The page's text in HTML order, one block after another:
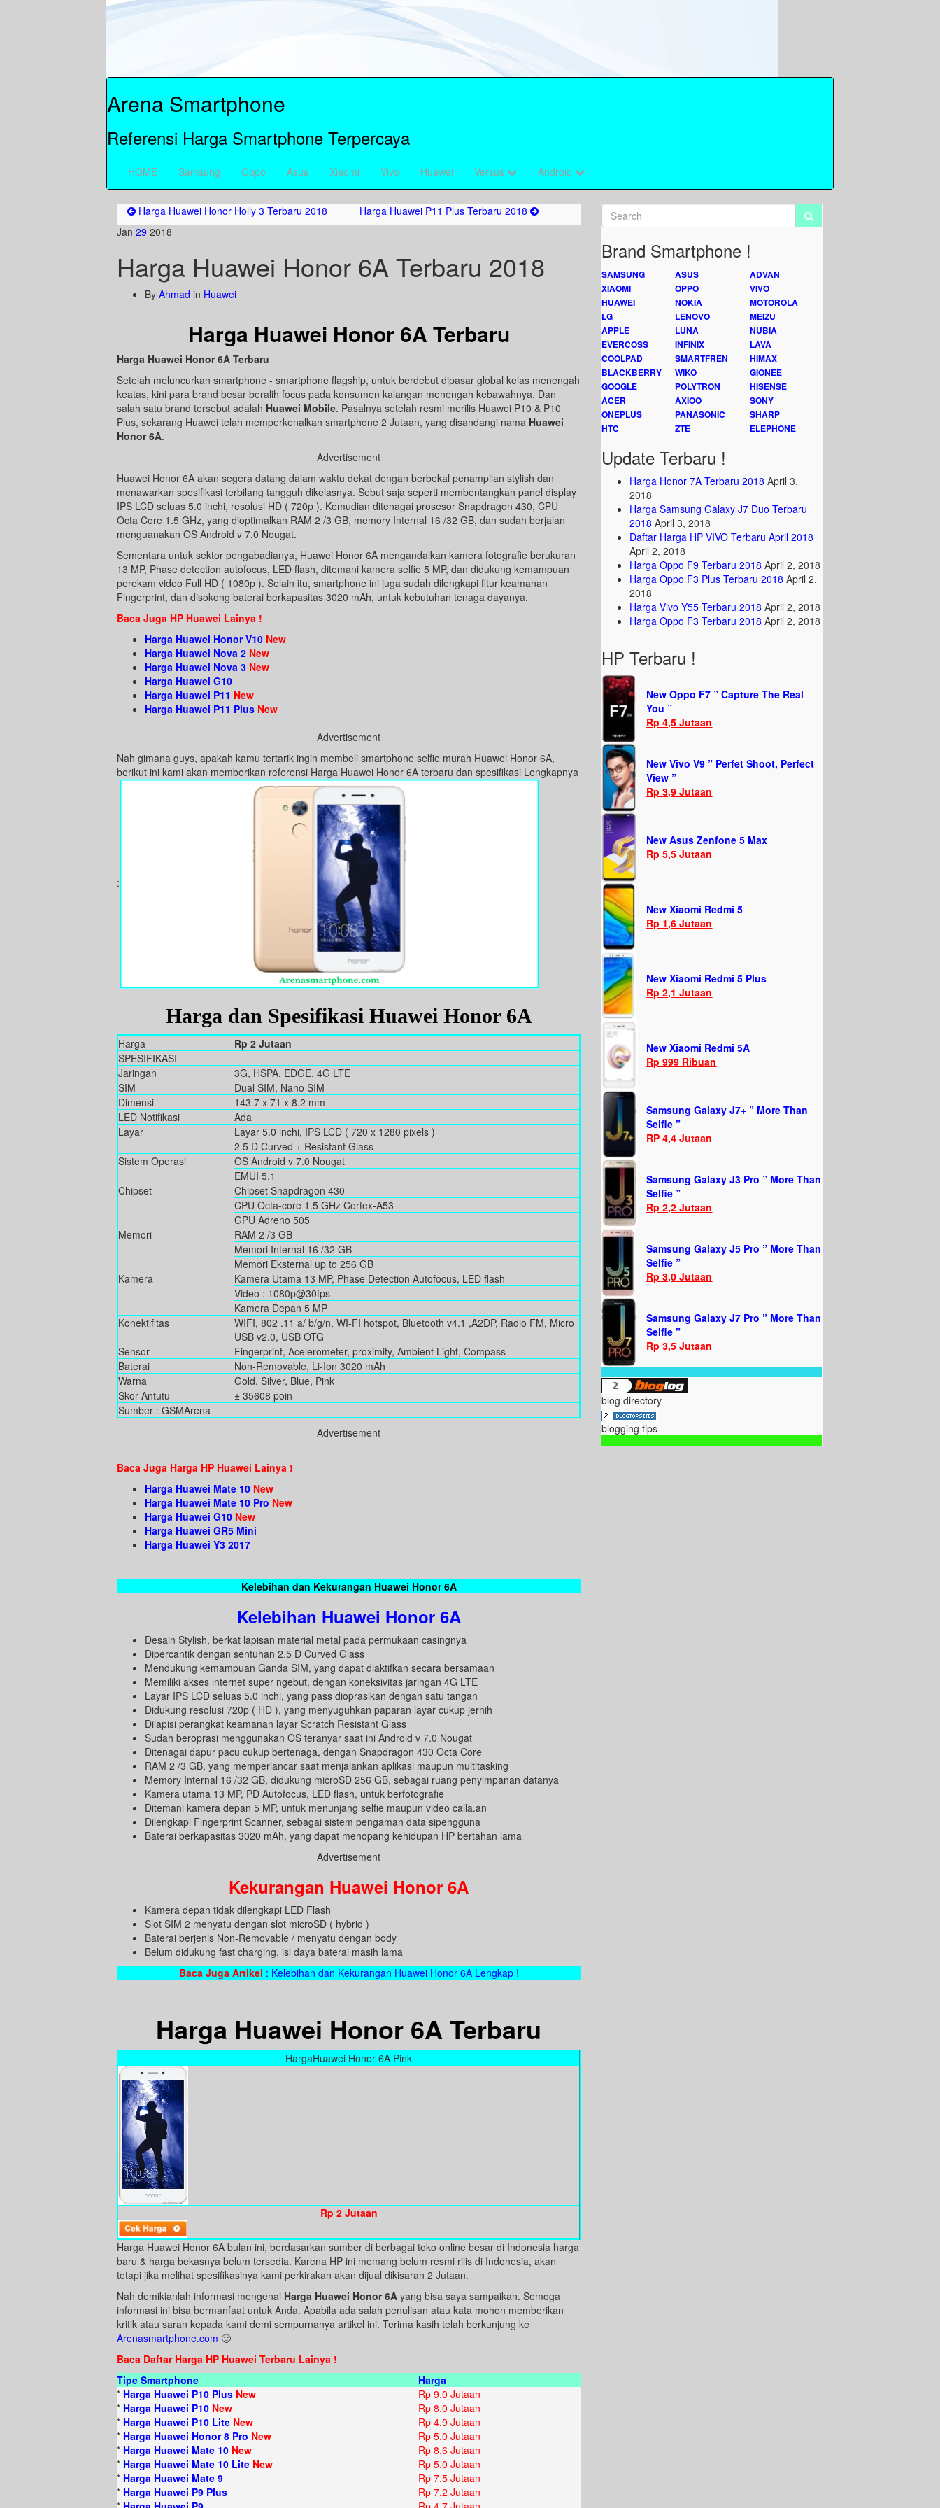
Arena Smartphone
Referensi Harga Smartphone Terpercaya
HOME Samsung Oppo Asus Xiaomi Vivo Huawei Versus Android
Harga Huawei Honor Holly 3 Terbaru 2018
Harga Huawei P11 Plus Terbaru 2018
Jan 29 2018
Harga Huawei Honor 6A Terbaru 2018
By Ahmad in Huawei
Harga Huawei Honor 6A Terbaru
Harga Huawei Honor 6A Terbaru
Setelah meluncurkan smartphone - smartphone flagship, untuk berdebut dipasar global kelas menengah
keatas, kini para brand besar beralih focus pada konsumen kalangan menengah kebawahnya. Dan
salah satu brand tersebut adalah Huawei Mobile. Pasalnya setelah resmi merilis Huawei P10 & P10
Plus, sekarang Huawei telah memperkenalkan smartphone 2 Jutaan, yang disandangi nama Huawei
Honor 6A.
Advertisement
Huawei Honor 6A akan segera datang dalam waktu dekat dengan berbekal penampilan stylish dan
menawarkan spesifikasi terbilang tangguh dikelasnya. Sebut saja seperti membentangkan panel display
IPS LCD seluas 5.0 inchi, resolusi HD ( 720p ). Kemudian ditenagai prosesor Snapdragon 430, CPU
Octa Core 1.5 GHz, yang dioptimalkan RAM 2 /3 GB, memory Internal 16 /32 GB, dan sudah berjalan
menguanakan OS Android v 7.0 Nougat.
Sementara untuk sektor pengabadianya, Huawei Honor 6A mengandalkan kamera fotografie berukuran
13 MP, Phase detection autofocus, LED flash, ditemani kamera selfie 5 MP, dan didukung kemampuan
perekam video Full HD ( 1080p ). Selain itu, smartphone ini juga sudah dilengkapi fitur keamanan
Fingerprint, dan disokong baterai berkapasitas 3020 mAh, untuk kebutuhan tenaga dayanya.
Baca Juga HP Huawei Lainya !
Harga Huawei Honor V10 New
Harga Huawei Nova 2 New
Harga Huawei Nova 3 New
Harga Huawei G10
Harga Huawei P11 New
Harga Huawei P11 Plus New
Advertisement
Nah gimana guys, apakah kamu tertarik ingin membeli smartphone selfie murah Huawei Honor 6A,
berikut ini kami akan memberikan referensi Harga Huawei Honor 6A terbaru dan spesifikasi Lengkapnya
:
Harga dan Spesifikasi Huawei Honor 6A
Harga
Rp 2 Jutaan
SPESIFIKASI
Jaringan
3G, HSPA, EDGE, 4G LTE
SIM
Dual SIM, Nano SIM
Dimensi
143.7 x 71 x 8.2 mm
LED Notifikasi
Ada
Layar
Layar 5.0 inchi, IPS LCD ( 720 x 1280 pixels )
2.5 D Curved + Resistant Glass
Sistem Operasi
OS Android v 7.0 Nougat
EMUI 5.1
Chipset
Chipset Snapdragon 430
CPU Octa-core 1.5 GHz Cortex-A53
GPU Adreno 505
Memori
RAM 2 /3 GB
Memori Internal 16 /32 GB
Memori Eksternal up to 256 GB
Kamera
Kamera Utama 13 MP, Phase Detection Autofocus, LED flash
Video : 1080p@30fps
Kamera Depan 5 MP
Konektifitas
WIFI, 802 .11 a/ b/g/n, WI-FI hotspot, Bluetooth v4.1 ,A2DP, Radio FM, Micro
USB v2.0, USB OTG
Sensor
Fingerprint, Acelerometer, proximity, Ambient Light, Compass
Baterai
Non-Removable, Li-Ion 3020 mAh
Warna
Gold, Silver, Blue, Pink
Skor Antutu
± 35608 poin
Sumber : GSMArena
Advertisement
Baca Juga Harga HP Huawei Lainya !
Harga Huawei Mate 10 New
Harga Huawei Mate 10 Pro New
Harga Huawei G10 New
Harga Huawei GR5 Mini
Harga Huawei Y3 2017
Kelebihan dan Kekurangan Huawei Honor 6A
Kelebihan Huawei Honor 6A
Desain Stylish, berkat lapisan material metal pada permukaan casingnya
Dipercantik dengan sentuhan 2.5 D Curved Glass
Mendukung kemampuan Ganda SIM, yang dapat diaktifkan secara bersamaan
Memiliki akses internet super ngebut, dengan koneksivitas jaringan 4G LTE
Layar IPS LCD seluas 5.0 inchi, yang pass dioprasikan dengan satu tangan
Didukung resolusi 720p ( HD ), yang menyuguhkan paparan layar cukup jernih
Dilapisi perangkat keamanan layar Scratch Resistant Glass
Sudah beroprasi menggunakan OS teranyar saat ini Android v 7.0 Nougat
Ditenagai dapur pacu cukup bertenaga, dengan Snapdragon 430 Octa Core
RAM 2 /3 GB, yang memperlancar saat menjalankan aplikasi maupun multitasking
Memory Internal 16 /32 GB, didukung microSD 256 GB, sebagai ruang penyimpanan datanya
Kamera utama 13 MP, PD Autofocus, LED flash, untuk berfotografie
Ditemani kamera depan 5 MP, untuk menunjang selfie maupun video calla.an
Dilengkapi Fingerprint Scanner, sebagai sistem pengaman data sipengguna
Baterai berkapasitas 3020 mAh, yang dapat menopang kehidupan HP bertahan lama
Advertisement
Kekurangan Huawei Honor 6A
Kamera depan tidak dilengkapi LED Flash
Slot SIM 2 menyatu dengan slot microSD ( hybrid )
Baterai berjenis Non-Removable / menyatu dengan body
Belum didukung fast charging, isi daya baterai masih lama
Baca Juga Artikel : Kelebihan dan Kekurangan Huawei Honor 6A Lengkap !
Harga Huawei Honor 6A Terbaru
HargaHuawei Honor 6A Pink
Rp 2 Jutaan
Harga Huawei Honor 6A bulan ini, berdasarkan sumber di berbagai toko online besar di Indonesia harga
baru & harga bekasnya belum tersedia. Karena HP ini memang belum resmi rilis di Indonesia, akan
tetapi jika melihat spesifikasinya kami perkirakan akan dijual dikisaran 2 Jutaan.
Nah demikianlah informasi mengenai Harga Huawei Honor 6A yang bisa saya sampaikan. Semoga
informasi ini bisa bermanfaat untuk Anda. Apabila ada salah penulisan atau kata mohon memberikan
kritik atau saran kepada kami demi sempurnanya artikel ini. Terima kasih telah berkunjung ke
Arenasmartphone.com 🙂
Baca Daftar Harga HP Huawei Terbaru Lainya !
Tipe Smartphone
Harga
* Harga Huawei P10 Plus New
Rp 9.0 Jutaan
* Harga Huawei P10 New
Rp 8.0 Jutaan
* Harga Huawei P10 Lite New
Rp 4.9 Jutaan
* Harga Huawei Honor 8 Pro New
Rp 5.0 Jutaan
* Harga Huawei Mate 10 New
Rp 8.6 Jutaan
* Harga Huawei Mate 10 Lite New
Rp 5.0 Jutaan
* Harga Huawei Mate 9
Rp 7.5 Jutaan
* Harga Huawei P9 Plus
Rp 7.2 Jutaan
Brand Smartphone !
SAMSUNG ASUS
ADVAN
XIAOMI
OPPO
VIVO
HUAWEI
NOKIA
MOTOROLA
LG
LENOVO
MEIZU
APPLE
LUNA
NUBIA
EVERCOSS
INFINIX
LAVA
COOLPAD
SMARTFREN
HIMAX
BLACKBERRY
WIKO
GIONEE
GOOGLE
POLYTRON
HISENSE
ACER
AXIOO
SONY
ONEPLUS
PANASONIC
SHARP
HTC
ZTE ELEPHONE
Update Terbaru !
Harga Honor 7A Terbaru 2018 April 3,
2018
Harga Samsung Galaxy J7 Duo Terbaru
2018 April 3, 2018
Daftar Harga HP VIVO Terbaru April 2018
April 2, 2018
Harga Oppo F9 Terbaru 2018 April 2, 2018
Harga Oppo F3 Plus Terbaru 2018 April 2,
2018
Harga Vivo Y55 Terbaru 2018 April 2, 2018
Harga Oppo F3 Terbaru 2018 April 2, 2018
HP Terbaru !
New Oppo F7 ” Capture The Real
You ”
Rp 4,5 Jutaan
New Vivo V9 ” Perfet Shoot, Perfect
View ”
Rp 3,9 Jutaan
New Asus Zenfone 5 Max
Rp 5,5 Jutaan
New Xiaomi Redmi 5
Rp 1,6 Jutaan
New Xiaomi Redmi 5 Plus
Rp 2,1 Jutaan
New Xiaomi Redmi 5A
Rp 999 Ribuan
Samsung Galaxy J7+ ” More Than
Selfie ”
RP 4,4 Jutaan
Samsung Galaxy J3 Pro ” More Than
Selfie ”
Rp 2,2 Jutaan
Samsung Galaxy J5 Pro ” More Than
Selfie ”
Rp 3,0 Jutaan
Samsung Galaxy J7 Pro ” More Than
Selfie ”
Rp 3,5 Jutaan
blog directory
blogging tips